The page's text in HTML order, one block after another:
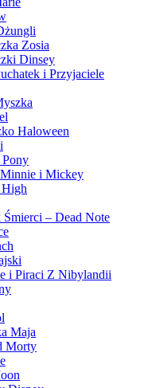
Zosia
Dinsey
i Przyjaciele
Haloween
i Mickey
– Dead Note
i Piraci Z Nibylandii
Maja
Morty